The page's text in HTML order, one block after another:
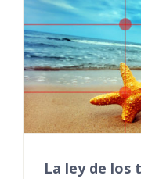
La ley de los